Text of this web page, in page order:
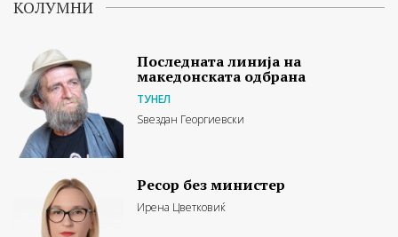
КОЛУМНИ
Последната линија на
македонската одбрана
ТУНЕЛ
Ѕвездан Георгиевски
Ресор без министер
Ирена Цветковиќ